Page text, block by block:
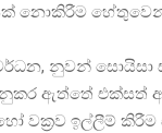
නොකිරීම
නුවන් සොයිසා
ඇත්තේ එක්සත්
වක‍්‍රව ඉල්ලීම්